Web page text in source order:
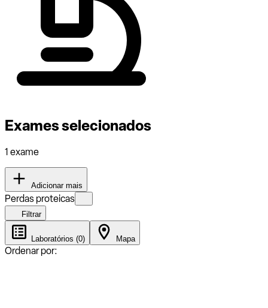
Exames selecionados
1 exame
Adicionar mais
Perdas proteicas
Filtrar
Laboratórios (0) Mapa
Ordenar por: